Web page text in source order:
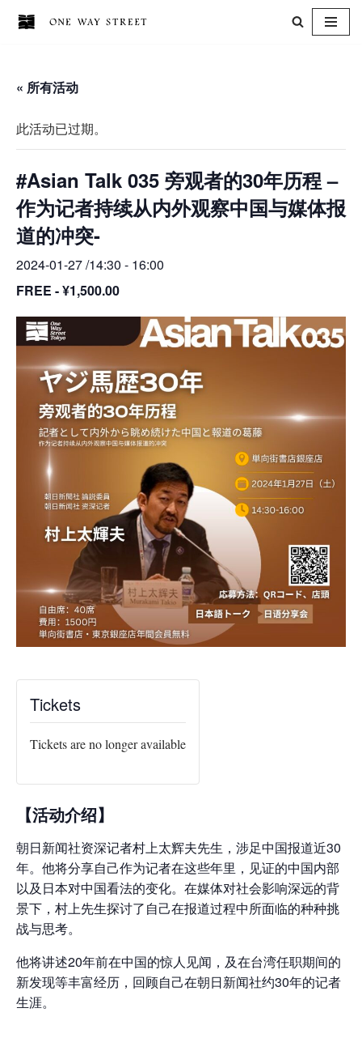
正
« 所有活动
此活动已过期。
#Asian Talk 035 旁观者的30年历程 –
作为记者持续从内外观察中国与媒体报
道的冲突-
2024-01-27 /14:30 - 16:00
FREE - ¥1,500.00
Tickets
Tickets are no longer available
【活动介绍】
朝日新闻社资深记者村上太辉夫先生，涉足中国报道近30
年。他将分享自己作为记者在这些年里，见证的中国内部
以及日本对中国看法的变化。在媒体对社会影响深远的背
景下，村上先生探讨了自己在报道过程中所面临的种种挑
战与思考。
他将讲述20年前在中国的惊人见闻，及在台湾任职期间的
新发现等丰富经历，回顾自己在朝日新闻社约30年的记者
生涯。